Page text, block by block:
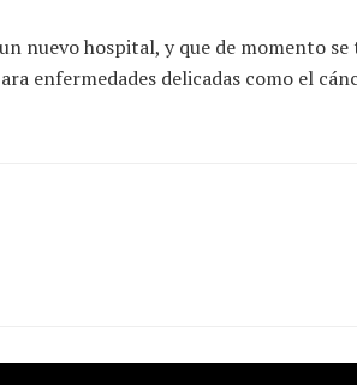
nuevo hospital, y que de momento
enfermedades delicadas como el